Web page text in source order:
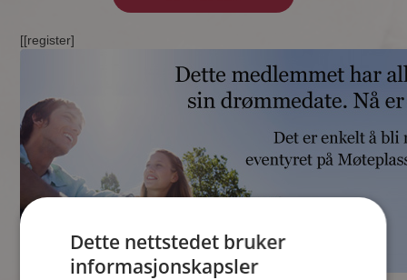
[[register]
Dette nettstedet bruker
informasjonskapsler